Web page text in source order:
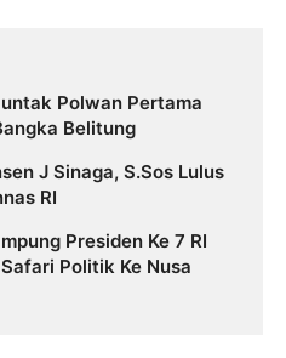
Polwan Pertama
Belitung
J Sinaga, S.Sos Lulus
RI
Presiden Ke 7 RI
Politik Ke Nusa